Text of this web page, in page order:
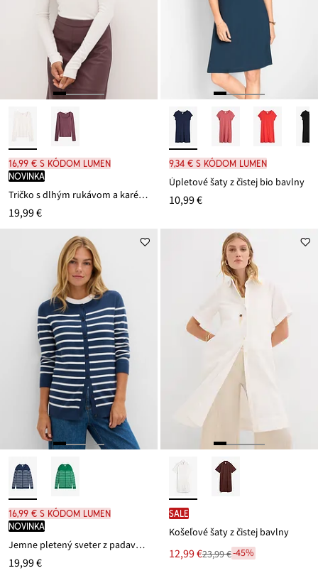
16,99 € s kódom LUMEN
novinka
Tričko s dlhým rukávom a karé výstrihom
19,99 €
9,34 € s kódom LUMEN
Úpletové šaty z čistej bio bavlny
10,99 €
16,99 € s kódom LUMEN
novinka
Jemne pletený sveter z padavého viskózového mixu
19,99 €
SALE
Košeľové šaty z čistej bavlny
Nová
cena
12,99 €
Zľava 23,99 €-45%